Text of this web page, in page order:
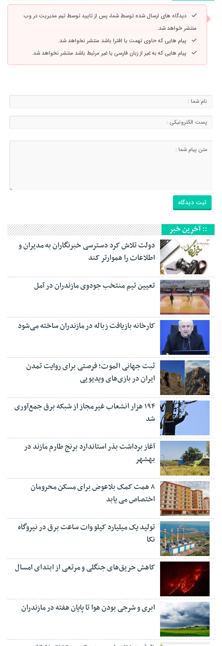
دیدگاه های ارسال شده توسط شما، پس از تایید توسط تیم مدیریت در وب
منتشر خواهد شد.
پیام هایی که حاوی تهمت یا افترا باشد منتشر نخواهد شد.
پیام هایی که به غیر از زبان فارسی یا غیر مرتبط باشد منتشر نخواهد شد.
:: آخرین خبر
دولت تلاش کرد دسترسی خبرنگاران به مدیران و
اطلاعات را هموارتر کند
تعیین تیم منتخب جودوی مازندران در آمل
کارخانه بازیافت زباله در مازندران ساخته می‌شود
ثبت جهانی الموت؛ فرصتی برای روایت تمدن
ایران در بازی‌های ویدیویی
۱۹۴ هزار انشعاب غیرمجاز از شبکه برق جمع‌آوری
شد
آغاز برداشت بذر استاندارد برنج طارم مازند در
بهشهر
۸ همت کمک بلاعوض برای مسکن محرومان
اختصاص می یابد
تولید یک میلیارد کیلو وات ساعت برق در نیروگاه
نکا
کاهش حریق‌های جنگلی و مرتعی از ابتدای امسال
ابری و شرجی بودن هوا تا پایان هفته در مازندران